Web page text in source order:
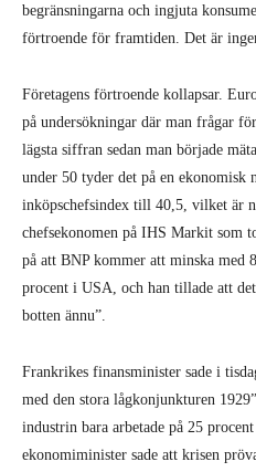
begränsningarna och ingjuta
förtroende för framtiden. Det är
Företagens förtroende kollapsar.
på undersökningar där man frågar
lägsta siffran sedan man började
under 50 tyder det på en ekonomisk
inköpschefsindex till 40,5, vilket är
chefsekonomen på IHS Markit som
på att BNP kommer att minska med
procent i USA, och han tillade att
botten ännu”.
Frankrikes finansminister sade i
med den stora lågkonjunkturen
industrin bara arbetade på 25
ekonomiminister sade att krisen